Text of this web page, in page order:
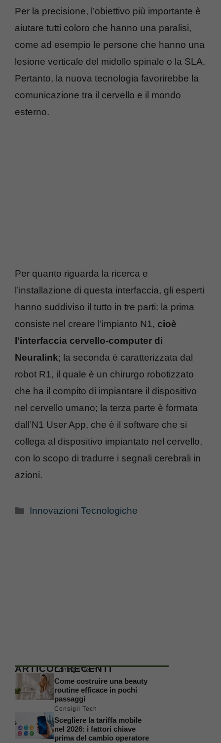
Per la precisione, l’obiettivo più importante è
aiutare tutti coloro che hanno una paralisi,
come ad esempio le persone che hanno una
lesione verticale del midollo spinale o la SLA.
Pertanto, la nuova tecnologia favorirebbe la
comunicazione tra il cervello e il mondo
esterno.
Per quanto riguarda la ricerca e
l’installazione di questa interfaccia, gli esperti
hanno suddiviso il tutto in tre parti: la prima
consiste nel creare l’impianto N1, cioè
l’interfaccia cervello-computer di
Neuralink; la seconda è caratterizzata dal
robot R1, il quale è un chirurgo robotizzato
che ha il compito di impiantare il dispositivo
nel cervello umano; la terza parte è formata
dall’N1 User App, che è il software che si
collega al dispositivo impiantato nel cervello,
con lo scopo di tradurre i segnali cerebrali in
azioni.
Categorie
Innovazioni Tecnologiche
ARTICOLI RECENTI
Consigli Tech
Come costruire una beauty
routine efficace in pochi
passaggi
Consigli Tech
Scegliere la tariffa mobile
nel 2026: i fattori chiave
prima del cambio operatore